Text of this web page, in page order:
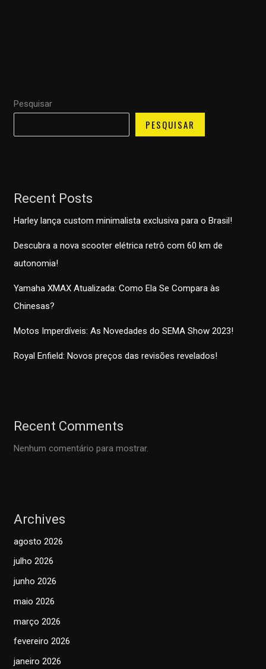
Pesquisar
PESQUISAR
Recent Posts
Harley lança custom minimalista exclusiva para o Brasil!
Descubra a nova scooter elétrica retrô com 60 km de
autonomia!
Yamaha XMAX Atualizada: Como Ela Se Compara às
Chinesas?
Motos Imperdíveis: As Novedades do SEMA Show 2023!
Royal Enfield: Novos preços das revisões revelados!
Recent Comments
Nenhum comentário para mostrar.
Archives
agosto 2026
julho 2026
junho 2026
maio 2026
março 2026
fevereiro 2026
janeiro 2026